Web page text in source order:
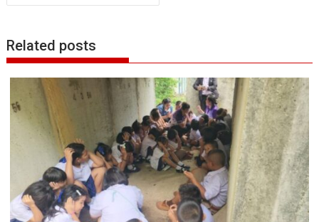
Related posts